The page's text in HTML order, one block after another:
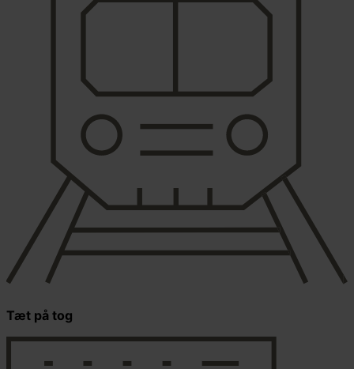
Tæt på tog